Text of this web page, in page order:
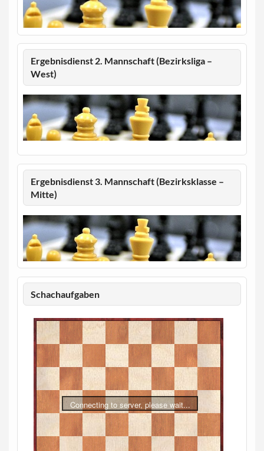
Ergebnisdienst 2. Mannschaft (Bezirksliga –
West)
Ergebnisdienst 3. Mannschaft (Bezirksklasse –
Mitte)
Schachaufgaben